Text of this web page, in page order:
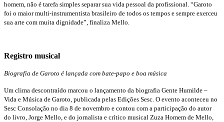
homem, não é tarefa simples separarsua vida pessoal da profissional. “Garoto
foi o maior multi-instrumentista brasileiro de todos os tempos e sempre exerceu
sua arte com muita dignidade”, finaliza Mello.
Registro musical
Biografia de Garoto é lançada com bate-papo e boa música
Um clima descontraído marcou o lançamento da biografia Gente Humilde –
Vida e Música de Garoto, publicada pelas Edições Sesc. O evento aconteceu no
Sesc Consolação no dia 8 de novembro e contou com a participação do autor
do livro, Jorge Mello, e do jornalista e crítico musical Zuza Homem de Mello,